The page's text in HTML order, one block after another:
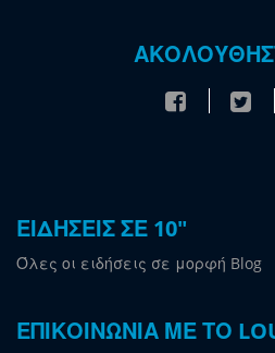
ΕΙΔΗΣΕΙΣ ΣΕ 10"
Όλες οι ειδήσεις σε μορφή Blog
ΕΠΙΚΟΙΝΩΝΙΑ ΜΕ ΤΟ